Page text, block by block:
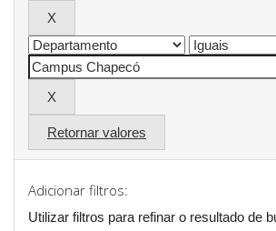
Retornar valores
Adicionar filtros:
Utilizar filtros para refinar o resultado de